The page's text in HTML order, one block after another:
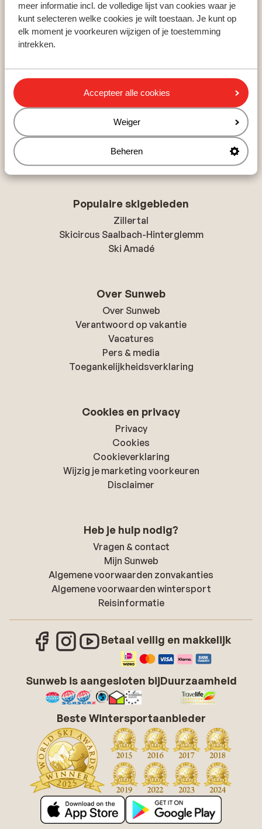
meer informatie incl. de volledige lijst van cookies waar je
kunt selecteren welke cookies je wilt toestaan. Je kunt op
elk moment je voorkeuren wijzigen of je toestemming
intrekken.
Accepteer alle cookies
Weiger
Beheren
Populaire wintersportlanden
Italië
Gerlos
Populaire skigebieden
Zillertal
Skicircus Saalbach-Hinterglemm
Ski Amadé
Over Sunweb
Over Sunweb
Verantwoord op vakantie
Vacatures
Pers & media
Toegankelijkheidsverklaring
Cookies en privacy
Privacy
Cookies
Cookieverklaring
Wijzig je marketing voorkeuren
Disclaimer
Heb je hulp nodig?
Vragen & contact
Mijn Sunweb
Algemene voorwaarden zonvakanties
Algemene voorwaarden wintersport
Reisinformatie
Betaal veilig en makkelijk
Sunweb is aangesloten bijDuurzaamheid
Beste Wintersportaanbieder